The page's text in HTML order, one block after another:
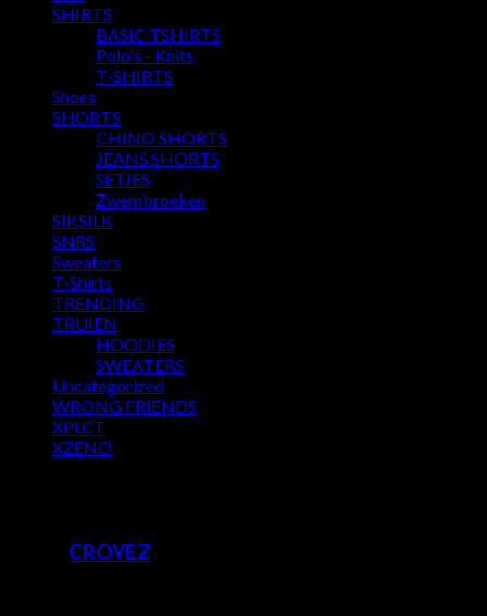
SHIRTS
BASIC TSHIRTS
Polo's - Knits
T-SHIRTS
Shoes
SHORTS
CHINO SHORTS
JEANS SHORTS
SETJES
Zwembroeken
SIKSILK
SNRS
Sweaters
T-Shirts
TRENDING
TRUIEN
HOODIES
SWEATERS
Uncategorized
WRONG FRIENDS
XPLCT
XZENO
CROYEZ